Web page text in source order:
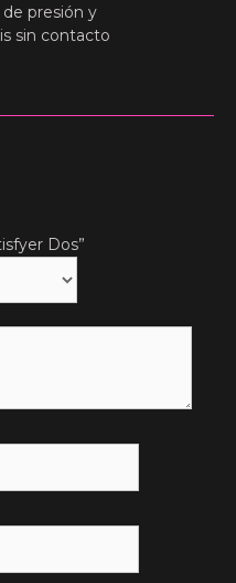
presión y
sin contacto
Dos”